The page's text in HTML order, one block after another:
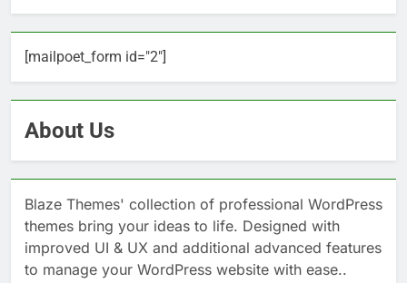
[mailpoet_form id="2"]
About Us
Blaze Themes' collection of professional WordPress
themes bring your ideas to life. Designed with
improved UI & UX and additional advanced features
to manage your WordPress website with ease..